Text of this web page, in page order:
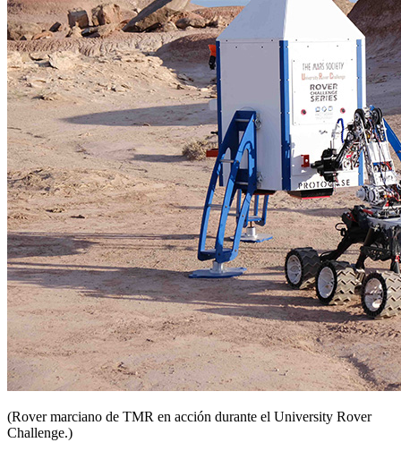
(Rover marciano de TMR en acción durante el University Rover
Challenge.)